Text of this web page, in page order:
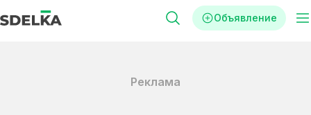
Объявление
Реклама